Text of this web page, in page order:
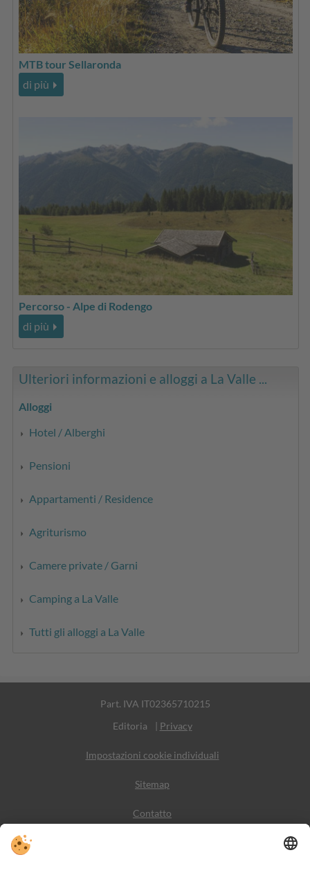
MTB tour Sellaronda
di più
Percorso - Alpe di Rodengo
di più
Ulteriori informazioni e alloggi a La Valle ...
Alloggi
Hotel / Alberghi
Pensioni
Appartamenti / Residence
Agriturismo
Camere private / Garni
Camping a La Valle
Tutti gli alloggi a La Valle
Part. IVA IT02365710215
Editoria
| Privacy
Impostazioni cookie individuali
Sitemap
Contatto